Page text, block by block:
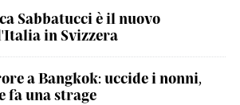
Sabbatucci è il nuovo
in Svizzera
a Bangkok: uccide i nonni,
fa una strage